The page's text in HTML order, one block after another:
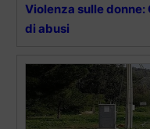
Violenza sulle
di abusi